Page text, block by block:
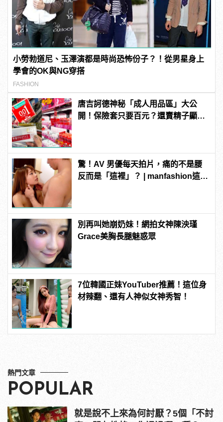
小勞勃道尼、玉澤演都是時尚恐怖份子？！從男星身上
學會的OK與NG穿搭
FASHION
唐吉訶德神秘「成人用品區」大公
開！保險套只要百元？還賣精子顯微
驚！AV 男優每天拍片，痛的不是腰
反而是「這裡」？ | manfashion這樣
別再叫她崩奶妹！網拍女神陳泱瑾
Grace美胸長腿魅惑眾
7位韓國正妹YouTuber推薦！這位身
材辣翻、還有人神似女神秀智！
熱門文章
POPULAR
就是說不上來為何討厭？5個「不討